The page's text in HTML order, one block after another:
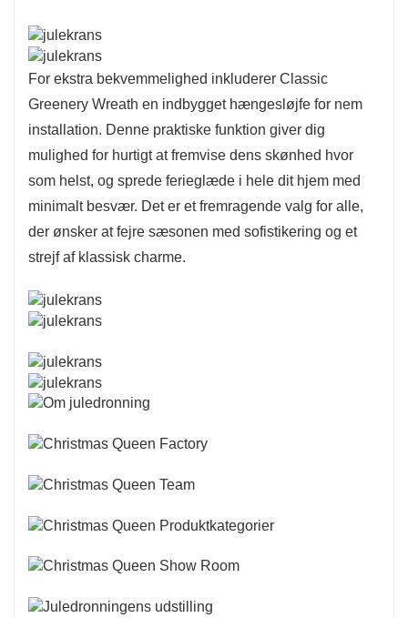
For ekstra bekvemmelighed inkluderer Classic
Greenery Wreath en indbygget hængesløjfe for nem
installation. Denne praktiske funktion giver dig
mulighed for hurtigt at fremvise dens skønhed hvor
som helst, og sprede ferieglæde i hele dit hjem med
minimalt besvær. Det er et fremragende valg for alle,
der ønsker at fejre sæsonen med sofistikering og et
strejf af klassisk charme.